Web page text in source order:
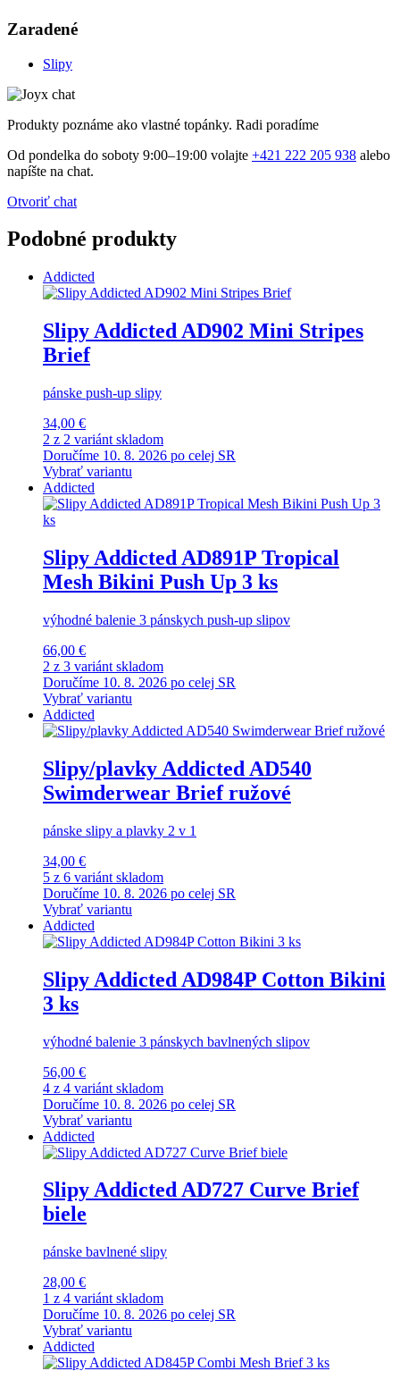
Zaradené
Slipy
Produkty poznáme ako vlastné topánky. Radi poradíme
Od pondelka do soboty 9:00–19:00 volajte +421 222 205 938 alebo
napíšte na chat.
Otvoriť chat
Podobné produkty
Addicted
Slipy Addicted AD902 Mini Stripes
Brief
pánske push-up slipy
34,00 €
2 z 2 variánt skladom
Doručíme 10. 8. 2026 po celej SR
Vybrať variantu
Addicted
Slipy Addicted AD891P Tropical
Mesh Bikini Push Up 3 ks
výhodné balenie 3 pánskych push-up slipov
66,00 €
2 z 3 variánt skladom
Doručíme 10. 8. 2026 po celej SR
Vybrať variantu
Addicted
Slipy/plavky Addicted AD540
Swimderwear Brief ružové
pánske slipy a plavky 2 v 1
34,00 €
5 z 6 variánt skladom
Doručíme 10. 8. 2026 po celej SR
Vybrať variantu
Addicted
Slipy Addicted AD984P Cotton Bikini
3 ks
výhodné balenie 3 pánskych bavlnených slipov
56,00 €
4 z 4 variánt skladom
Doručíme 10. 8. 2026 po celej SR
Vybrať variantu
Addicted
Slipy Addicted AD727 Curve Brief
biele
pánske bavlnené slipy
28,00 €
1 z 4 variánt skladom
Doručíme 10. 8. 2026 po celej SR
Vybrať variantu
Addicted